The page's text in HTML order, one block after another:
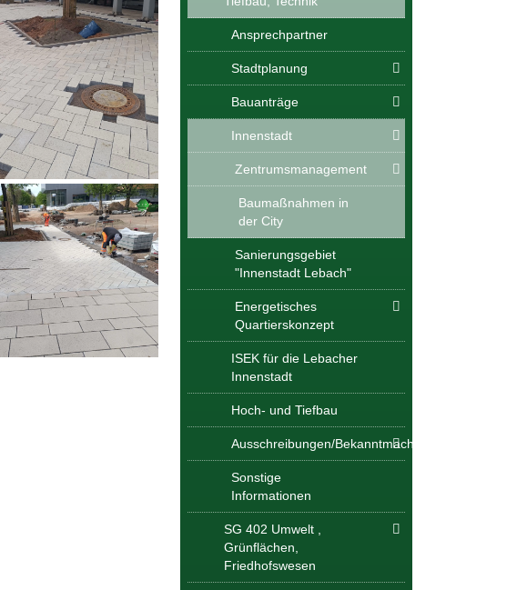
Ansprechpartner
Stadtplanung
Bauanträge
Innenstadt
Zentrumsmanagement
Baumaßnahmen in
der City
Sanierungsgebiet
"Innenstadt Lebach"
Energetisches
Quartierskonzept
ISEK für die Lebacher
Innenstadt
Hoch- und Tiefbau
Ausschreibungen/Bekanntmachungen
Sonstige
Informationen
SG 402 Umwelt ,
Grünflächen,
Friedhofswesen